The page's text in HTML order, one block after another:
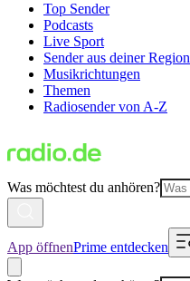
Top Sender
Podcasts
Live Sport
Sender aus deiner Region
Musikrichtungen
Themen
Radiosender von A-Z
Was möchtest du anhören?
App öffnenPrime entdecken